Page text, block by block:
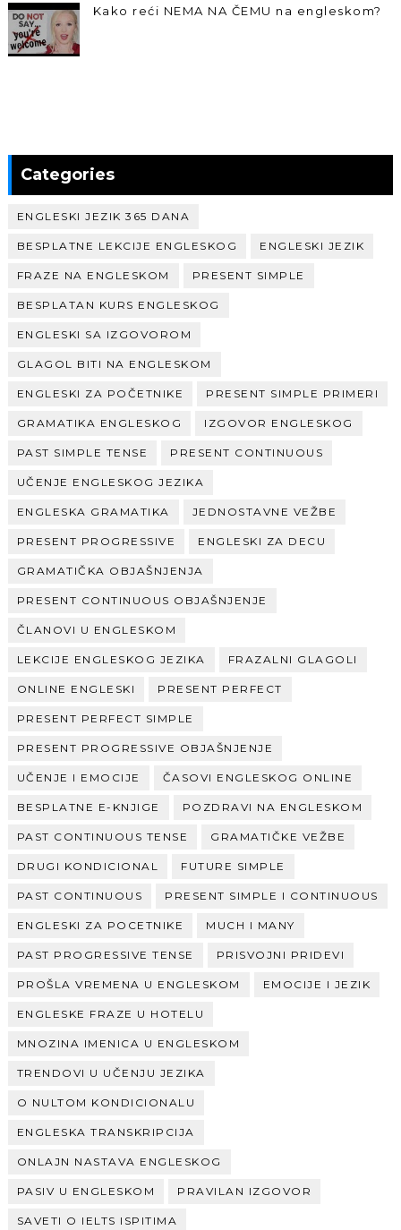
Kako reći NEMA NA ČEMU na engleskom?
Categories
ENGLESKI JEZIK 365 DANA
BESPLATNE LEKCIJE ENGLESKOG ENGLESKI JEZIK
FRAZE NA ENGLESKOM PRESENT SIMPLE
BESPLATAN KURS ENGLESKOG
ENGLESKI SA IZGOVOROM
GLAGOL BITI NA ENGLESKOM
ENGLESKI ZA POČETNIKE PRESENT SIMPLE PRIMERI
GRAMATIKA ENGLESKOG IZGOVOR ENGLESKOG
PAST SIMPLE TENSE PRESENT CONTINUOUS
UČENJE ENGLESKOG JEZIKA
ENGLESKA GRAMATIKA JEDNOSTAVNE VEŽBE
PRESENT PROGRESSIVE ENGLESKI ZA DECU
GRAMATIČKA OBJAŠNJENJA
PRESENT CONTINUOUS OBJAŠNJENJE
ČLANOVI U ENGLESKOM
LEKCIJE ENGLESKOG JEZIKA FRAZALNI GLAGOLI
ONLINE ENGLESKI PRESENT PERFECT
PRESENT PERFECT SIMPLE
PRESENT PROGRESSIVE OBJAŠNJENJE
UČENJE I EMOCIJE ČASOVI ENGLESKOG ONLINE
BESPLATNE E-KNJIGE POZDRAVI NA ENGLESKOM
PAST CONTINUOUS TENSE GRAMATIČKE VEŽBE
DRUGI KONDICIONAL FUTURE SIMPLE
PAST CONTINUOUS PRESENT SIMPLE I CONTINUOUS
ENGLESKI ZA POCETNIKE MUCH I MANY
PAST PROGRESSIVE TENSE PRISVOJNI PRIDEVI
PROŠLA VREMENA U ENGLESKOM EMOCIJE I JEZIK
ENGLESKE FRAZE U HOTELU
MNOZINA IMENICA U ENGLESKOM
TRENDOVI U UČENJU JEZIKA
O NULTOM KONDICIONALU
ENGLESKA TRANSKRIPCIJA
ONLAJN NASTAVA ENGLESKOG
PASIV U ENGLESKOM PRAVILAN IZGOVOR
SAVETI O IELTS ISPITIMA